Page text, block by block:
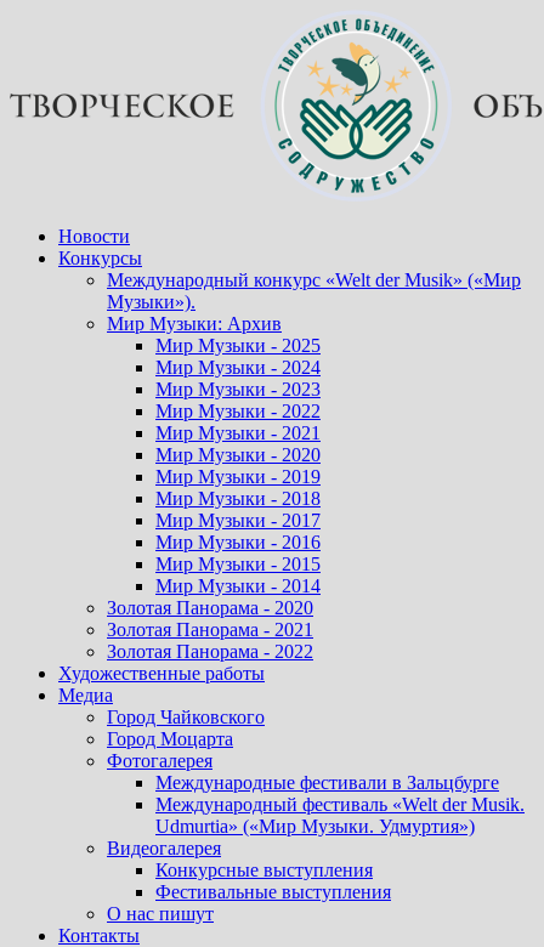
Новости
Конкурсы
Международный конкурс «Welt der Musik» («Мир
Музыки»).
Мир Музыки: Архив
Мир Музыки - 2025
Мир Музыки - 2024
Мир Музыки - 2023
Мир Музыки - 2022
Мир Музыки - 2021
Мир Музыки - 2020
Мир Музыки - 2019
Мир Музыки - 2018
Мир Музыки - 2017
Мир Музыки - 2016
Мир Музыки - 2015
Мир Музыки - 2014
Золотая Панорама - 2020
Золотая Панорама - 2021
Золотая Панорама - 2022
Художественные работы
Медиа
Город Чайковского
Город Моцарта
Фотогалерея
Международные фестивали в Зальцбурге
Международный фестиваль «Welt der Musik.
Udmurtia» («Мир Музыки. Удмуртия»)
Видеогалерея
Конкурсные выступления
Фестивальные выступления
О нас пишут
Контакты